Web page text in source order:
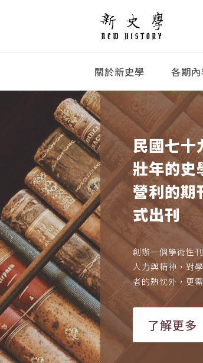
關於新史學 各期內
民國七十
壯年的史
營利的
式出刊
創辦一個學術性
人力與精神，對
者的熱忱外，更
了解更多